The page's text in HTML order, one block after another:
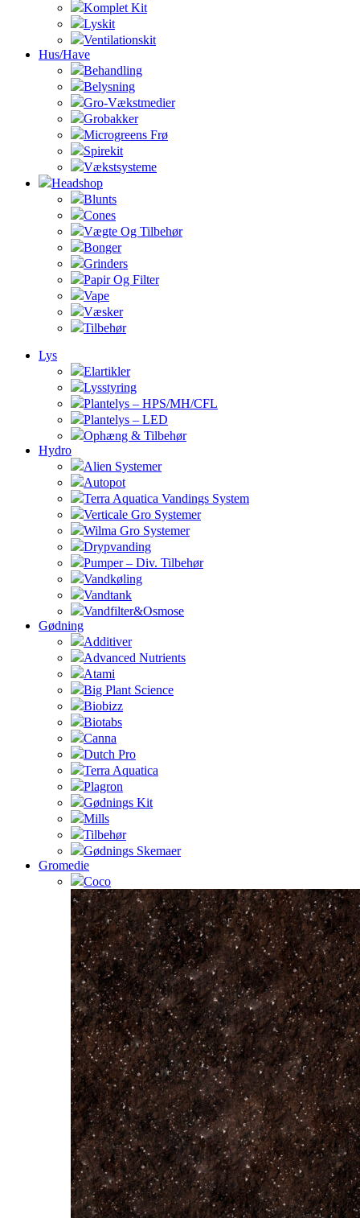
Komplet Kit
Lyskit
Ventilationskit
Hus/Have
Behandling
Belysning
Gro-Vækstmedier
Grobakker
Microgreens Frø
Spirekit
Vækstsysteme
Headshop
Blunts
Cones
Vægte Og Tilbehør
Bonger
Grinders
Papir Og Filter
Vape
Væsker
Tilbehør
Lys
Elartikler
Lysstyring
Plantelys – HPS/MH/CFL
Plantelys – LED
Ophæng & Tilbehør
Hydro
Alien Systemer
Autopot
Terra Aquatica Vandings System
Verticale Gro Systemer
Wilma Gro Systemer
Drypvanding
Pumper – Div. Tilbehør
Vandkøling
Vandtank
Vandfilter&Osmose
Gødning
Additiver
Advanced Nutrients
Atami
Big Plant Science
Biobizz
Biotabs
Canna
Dutch Pro
Terra Aquatica
Plagron
Gødnings Kit
Mills
Tilbehør
Gødnings Skemaer
Gromedie
Coco